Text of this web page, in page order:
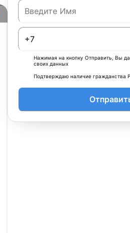
Нажимая на кнопку Отправить, Вы
своих данных
Подтверждаю наличие гражданства